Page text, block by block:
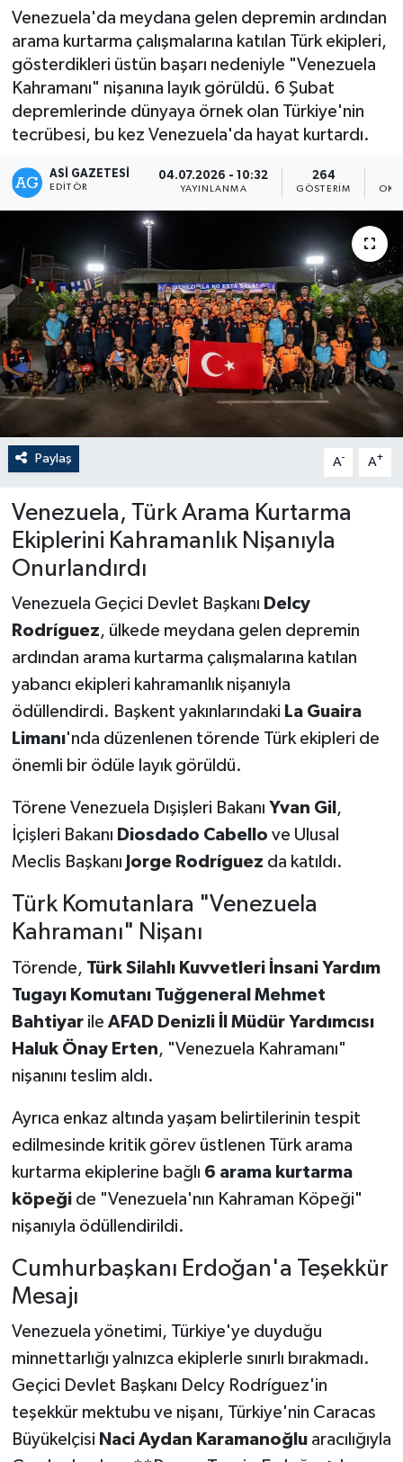
Venezuela'da meydana gelen depremin ardından
arama kurtarma çalışmalarına katılan Türk ekipleri,
gösterdikleri üstün başarı nedeniyle "Venezuela
Kahramanı" nişanına layık görüldü. 6 Şubat
depremlerinde dünyaya örnek olan Türkiye'nin
tecrübesi, bu kez Venezuela'da hayat kurtardı.
ASI GAZETESI
EDITÖR
04.07.2026 - 10:32
YAYINLANMA
264
GÖSTERIM
Paylaş A- A+
Venezuela, Türk Arama Kurtarma
Ekiplerini Kahramanlık Nişanıyla
Onurlandırdı
Venezuela Geçici Devlet Başkanı Delcy
Rodríguez, ülkede meydana gelen depremin
ardından arama kurtarma çalışmalarına katılan
yabancı ekipleri kahramanlık nişanıyla
ödüllendirdi. Başkent yakınlarındaki La Guaira
Limanı'nda düzenlenen törende Türk ekipleri de
önemli bir ödüle layık görüldü.
Törene Venezuela Dışişleri Bakanı Yvan Gil ,
İçişleri Bakanı Diosdado Cabello ve Ulusal
Meclis Başkanı Jorge Rodríguez da katıldı.
Türk Komutanlara "Venezuela
Kahramanı" Nişanı
Törende, Türk Silahlı Kuvvetleri İnsani Yardım
Tugayı Komutanı Tuğgeneral Mehmet
Bahtiyarile AFAD Denizli İl Müdür Yardımcısı
Haluk Önay Erten, "Venezuela Kahramanı"
nişanını teslim aldı.
Ayrıca enkaz altında yaşam belirtilerinin tespit
edilmesinde kritik görev üstlenen Türk arama
kurtarma ekiplerine bağlı 6 arama kurtarma
köpeğide "Venezuela'nın Kahraman Köpeği"
nişanıyla ödüllendirildi.
Cumhurbaşkanı Erdoğan'a Teşekkür
Mesajı
Venezuela yönetimi, Türkiye'ye duyduğu
minnettarlığı yalnızca ekiplerle sınırlı bırakmadı.
Geçici Devlet Başkanı Delcy Rodríguez'in
teşekkür mektubu ve nişanı, Türkiye'nin Caracas
Büyükelçisi Naci Aydan Karamanoğluaracılığıyla